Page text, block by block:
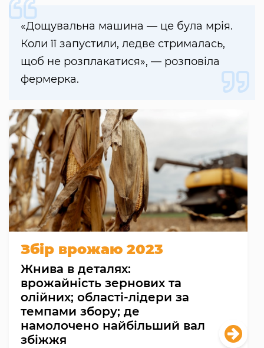
«Дощувальна машина — це була мрія.
Коли її запустили, ледве стрималась,
щоб не розплакатися», — розповіла
фермерка.
Збір врожаю 2023
Жнива в деталях:
врожайність зернових та
олійних; області-лідери за
темпами збору; де
намолочено найбільший вал
збіжжя